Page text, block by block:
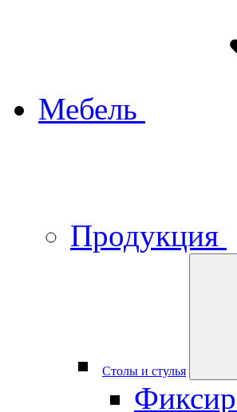
Мебель
Продукция
Столы и стулья